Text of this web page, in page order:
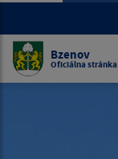
Bzenov
Oficiálna stránka